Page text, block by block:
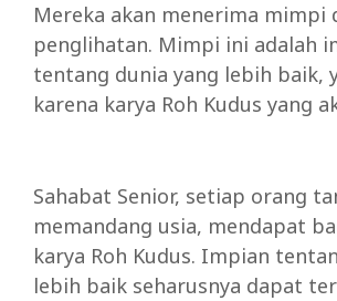
Mereka akan menerima mimpi
penglihatan. Mimpi ini adalah
tentang dunia yang lebih baik,
karena karya Roh Kudus yang
Sahabat Senior, setiap orang
memandang usia, mendapat
karya Roh Kudus. Impian
lebih baik seharusnya dapat